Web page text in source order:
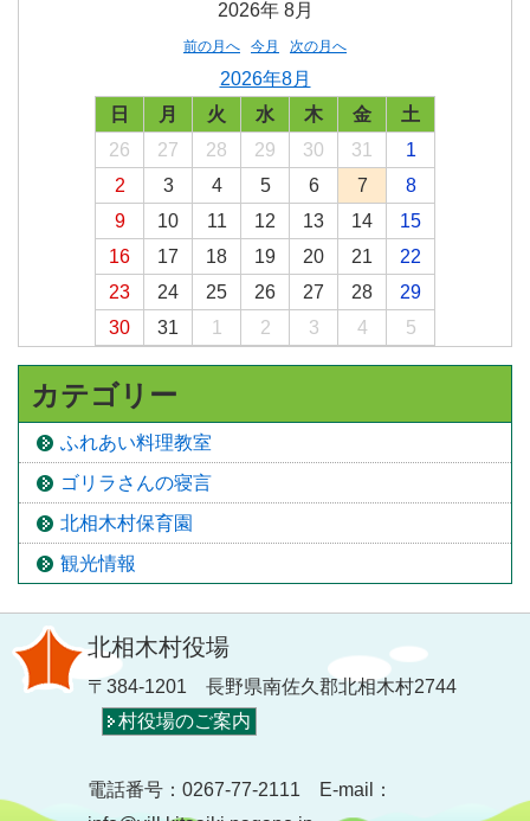
2026年 8月
前の月へ 今月 次の月へ
2026年8月
日
月 火 水 木 金
土
26
27 28 29 30 31
1
2
3 4 5 6 7
8
9
10 11 12 13 14
15
16
17 18 19 20 21
22
23
24 25 26 27 28
29
30
31 1 2 3 4 5
カテゴリー
ふれあい料理教室
ゴリラさんの寝言
北相木村保育園
観光情報
北相木村役場
〒384-1201 長野県南佐久郡北相木村2744
村役場のご案内
電話番号：0267-77-2111 E-mail：